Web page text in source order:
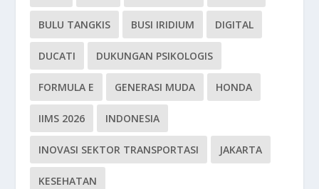
BULU TANGKIS BUSI IRIDIUM DIGITAL
DUCATI DUKUNGAN PSIKOLOGIS
FORMULA E GENERASI MUDA HONDA
IIMS 2026 INDONESIA
INOVASI SEKTOR TRANSPORTASI JAKARTA
KESEHATAN